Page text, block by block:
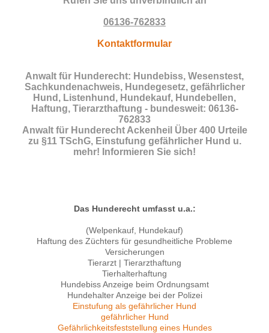
06136-762833
Kontaktformular
Anwalt für Hunderecht: Hundebiss, Wesenstest,
Sachkundenachweis, Hundegesetz, gefährlicher
Hund, Listenhund, Hundekauf, Hundebellen,
Haftung, Tierarzthaftung - bundesweit: 06136-
762833
Anwalt für Hunderecht Ackenheil Über 400 Urteile
zu §11 TSchG, Einstufung gefährlicher Hund u.
mehr! Informieren Sie sich!
Das Hunderecht umfasst u.a.:
(Welpenkauf, Hundekauf)
Haftung des Züchters für gesundheitliche Probleme
Versicherungen
Tierarzt | Tierarzthaftung
Tierhalterhaftung
Hundebiss Anzeige beim Ordnungsamt
Hundehalter Anzeige bei der Polizei
Einstufung als gefährlicher Hund
gefährlicher Hund
Gefährlichkeitsfeststellung eines Hundes